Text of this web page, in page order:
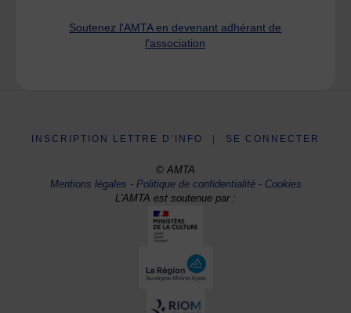
Soutenez l'AMTA en devenant adhérant de
l'association
INSCRIPTION LETTRE D’INFO SE CONNECTER
© AMTA
Mentions légales -Politique de confidentialité- Cookies
L'AMTA est soutenue par :